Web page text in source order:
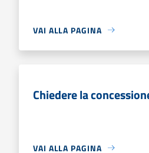
VAI ALLA PAGINA
Chiedere la
VAI ALLA PAGINA